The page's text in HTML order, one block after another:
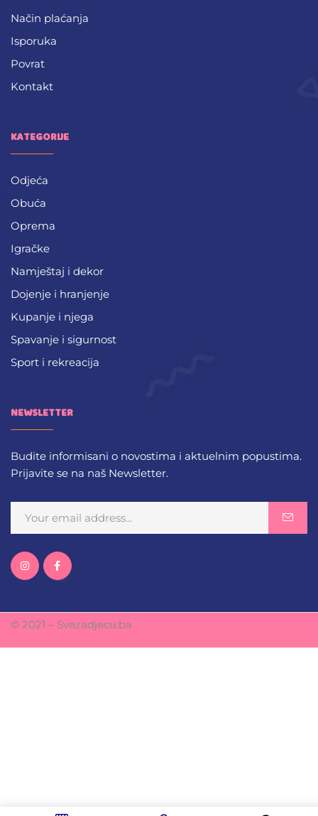
Način plaćanja
Isporuka
Povrat
Kontakt
KATEGORIJE
Odjeća
Obuća
Oprema
Igračke
Namještaj i dekor
Dojenje i hranjenje
Kupanje i njega
Spavanje i sigurnost
Sport i rekreacija
NEWSLETTER
Budite informisani o novostima i aktuelnim popustima.
Prijavite se na naš Newsletter.
© 2021 – Svezadjecu.ba